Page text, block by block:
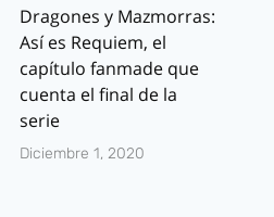
Dragones y Mazmorras:
Así es Requiem, el
capítulo fanmade que
cuenta el final de la
serie
Diciembre 1, 2020